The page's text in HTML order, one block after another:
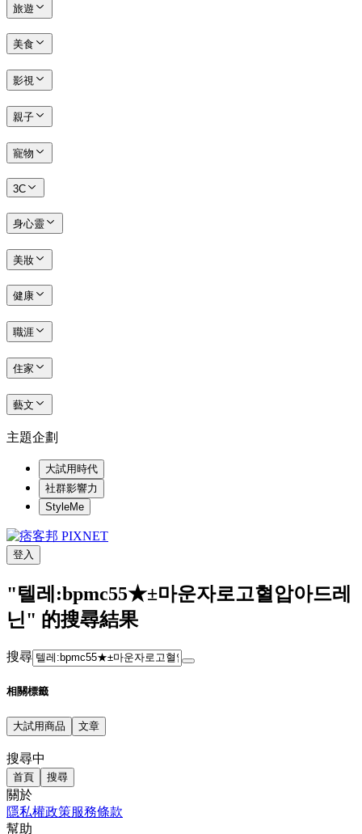
旅遊
美食
影視
親子
寵物
3C
身心靈
美妝
健康
職涯
住家
藝文
主題企劃
大試用時代
社群影響力
StyleMe
登入
"텔레:bpmc55★±마운자로고혈압아드레
닌" 的搜尋結果
搜尋
相關標籤
大試用商品 文章
搜尋中
首頁 搜尋
關於
隱私權政策服務條款
幫助